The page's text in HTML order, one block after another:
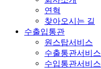
연혁
찾아오시는 길
수출입통관
원스탑서비스
수출통관서비스
수입통관서비스